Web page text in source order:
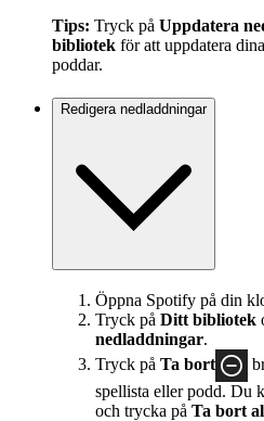
Tips: Tryck på Uppdatera
bibliotek för att uppdatera
poddar.
Redigera nedladdningar
Öppna Spotify på din
Tryck på Ditt bibliotek
nedladdningar.
Tryck på Ta bort
spellista eller podd. Du
och trycka på Ta bort